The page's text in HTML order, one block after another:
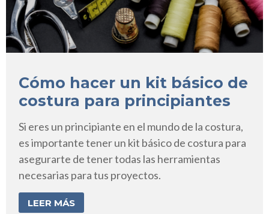
Cómo hacer un kit básico de
costura para principiantes
Si eres un principiante en el mundo de la costura,
es importante tener un kit básico de costura para
asegurarte de tener todas las herramientas
necesarias para tus proyectos.
LEER MÁS